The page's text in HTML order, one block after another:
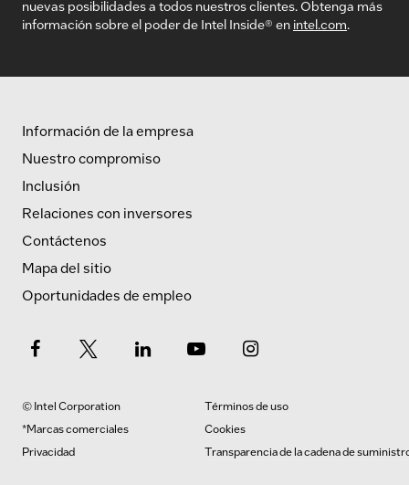
nuevas posibilidades a todos nuestros clientes. Obtenga más
información sobre el poder de Intel Inside® en intel.com.
Información de la empresa
Nuestro compromiso
Inclusión
Relaciones con inversores
Contáctenos
Mapa del sitio
Oportunidades de empleo
© Intel Corporation
Términos de uso
*Marcas comerciales
Cookies
Privacidad
Transparencia de la cadena de